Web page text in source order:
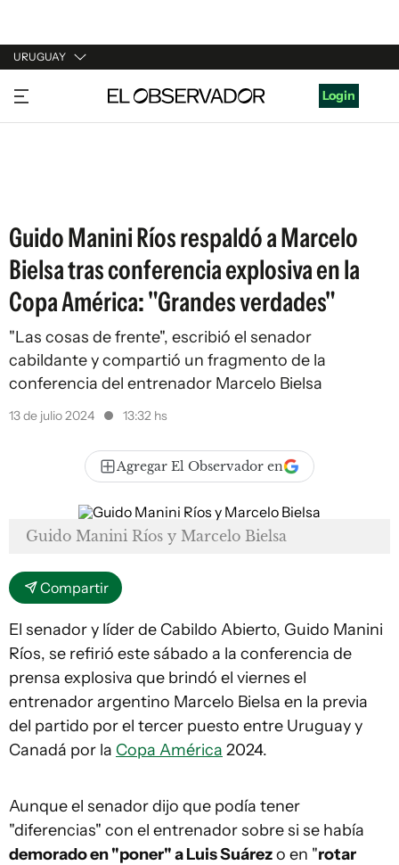
URUGUAY
URUGUAY
ARGENTINA
Login
Guido Manini Ríos respaldó a Marcelo
Bielsa tras conferencia explosiva en la
Copa América: "Grandes verdades"
"Las cosas de frente", escribió el senador
cabildante y compartió un fragmento de la
conferencia del entrenador Marcelo Bielsa
13 de julio 2024 13:32 hs
Agregar El Observador en
Guido Manini Ríos y Marcelo Bielsa
Compartir
El senador y líder de Cabildo Abierto, Guido Manini
Ríos, se refirió este sábado a la conferencia de
prensa explosiva que brindó el viernes el
entrenador argentino Marcelo Bielsa en la previa
del partido por el tercer puesto entre Uruguay y
Canadá por la Copa América 2024.
Aunque el senador dijo que podía tener
"diferencias" con el entrenador sobre si se había
demorado en "poner" a Luis Suárezo en "rotar